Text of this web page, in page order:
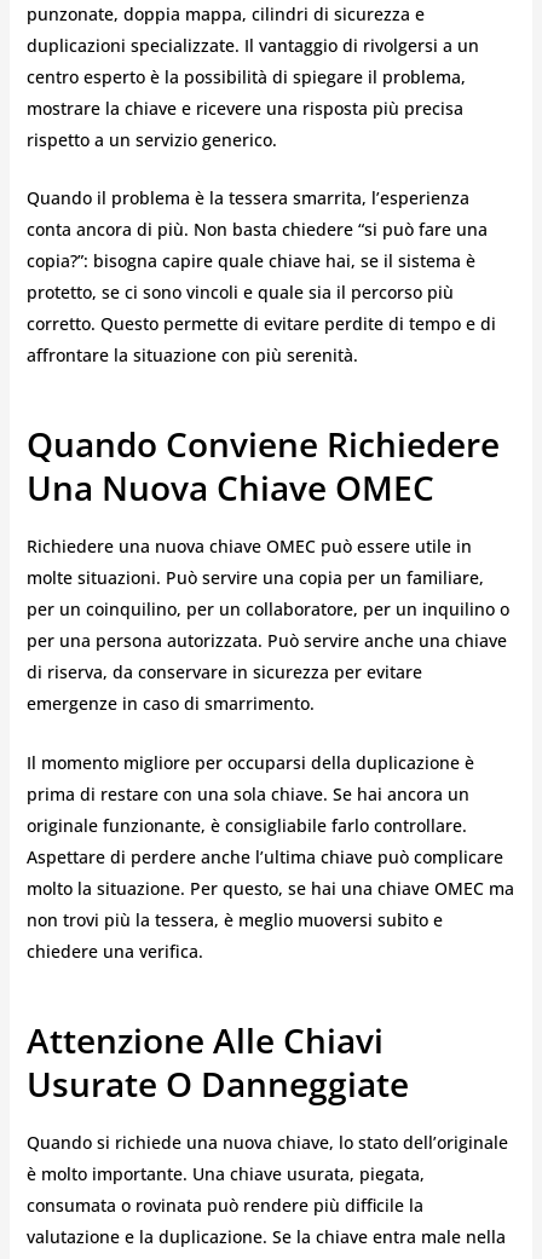
punzonate, doppia mappa, cilindri di sicurezza e
duplicazioni specializzate. Il vantaggio di rivolgersi a un
centro esperto è la possibilità di spiegare il problema,
mostrare la chiave e ricevere una risposta più precisa
rispetto a un servizio generico.
Quando il problema è la tessera smarrita, l’esperienza
conta ancora di più. Non basta chiedere “si può fare una
copia?”: bisogna capire quale chiave hai, se il sistema è
protetto, se ci sono vincoli e quale sia il percorso più
corretto. Questo permette di evitare perdite di tempo e di
affrontare la situazione con più serenità.
Quando Conviene Richiedere
Una Nuova Chiave OMEC
Richiedere una nuova chiave OMEC può essere utile in
molte situazioni. Può servire una copia per un familiare,
per un coinquilino, per un collaboratore, per un inquilino o
per una persona autorizzata. Può servire anche una chiave
di riserva, da conservare in sicurezza per evitare
emergenze in caso di smarrimento.
Il momento migliore per occuparsi della duplicazione è
prima di restare con una sola chiave. Se hai ancora un
originale funzionante, è consigliabile farlo controllare.
Aspettare di perdere anche l’ultima chiave può complicare
molto la situazione. Per questo, se hai una chiave OMEC ma
non trovi più la tessera, è meglio muoversi subito e
chiedere una verifica.
Attenzione Alle Chiavi
Usurate O Danneggiate
Quando si richiede una nuova chiave, lo stato dell’originale
è molto importante. Una chiave usurata, piegata,
consumata o rovinata può rendere più difficile la
valutazione e la duplicazione. Se la chiave entra male nella